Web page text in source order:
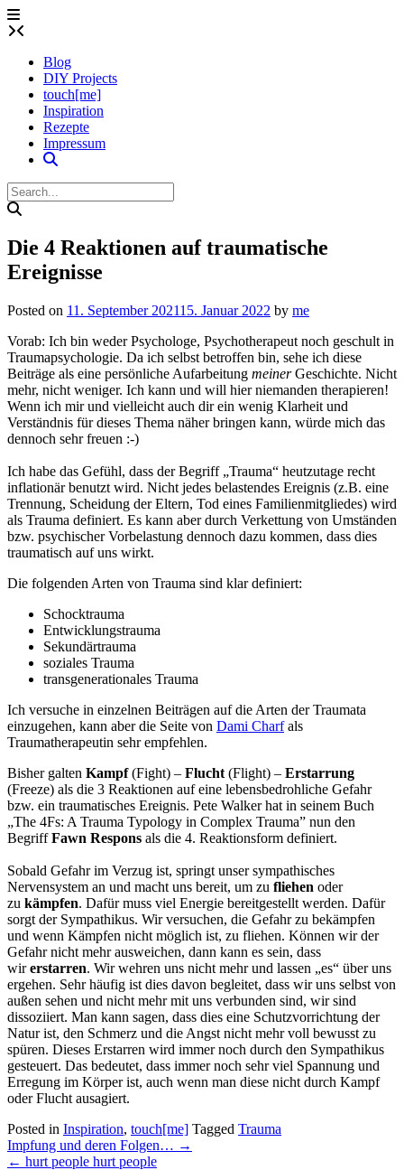
Skip
to
Blog
DIY Projects
touch[me]
Inspiration
Rezepte
Impressum
Die 4 Reaktionen auf traumatische
Ereignisse
Posted on 11. September 202115. Januar 2022 by me
Vorab: Ich bin weder Psychologe, Psychotherapeut noch geschult in
Traumapsychologie. Da ich selbst betroffen bin, sehe ich diese
Beiträge als eine persönliche Aufarbeitung meinerGeschichte. Nicht
mehr, nicht weniger. Ich kann und will hier niemanden therapieren!
Wenn ich mir und vielleicht auch dir ein wenig Klarheit und
Verständnis für dieses Thema näher bringen kann, würde mich das
dennoch sehr freuen :-)
Ich habe das Gefühl, dass der Begriff „Trauma“ heutzutage recht
inflationär benutzt wird. Nicht jedes belastendes Ereignis (z.B. eine
Trennung, Scheidung der Eltern, Tod eines Familienmitgliedes) wird
als Trauma definiert. Es kann aber durch Verkettung von Umständen
bzw. psychischer Vorbelastung dennoch dazu kommen, dass dies
traumatisch auf uns wirkt.
Die folgenden Arten von Trauma sind klar definiert:
Schocktrauma
Entwicklungstrauma
Sekundärtrauma
soziales Trauma
transgenerationales Trauma
Ich versuche in einzelnen Beiträgen auf die Arten der Traumata
einzugehen, kann aber die Seite von Dami Charfals
Traumatherapeutin sehr empfehlen.
Bisher galten Kampf(Fight) – Flucht (Flight) – Erstarrung
(Freeze) als die 3 Reaktionen auf eine lebensbedrohliche Gefahr
bzw. ein traumatisches Ereignis. Pete Walker hat in seinem Buch
„The 4Fs: A Trauma Typology in Complex Trauma” nun den
BegriffFawn Respons als die 4. Reaktionsform definiert.
Sobald Gefahr im Verzug ist, springt unser sympathisches
Nervensystem an und macht uns bereit, um zu fliehen oder
zu kämpfen. Dafür muss viel Energie bereitgestellt werden. Dafür
sorgt der Sympathikus. Wir versuchen, die Gefahr zu bekämpfen
und wenn Kämpfen nicht möglich ist, zu fliehen. Können wir der
Gefahr nicht mehr ausweichen, dann kann es sein, dass
wirerstarren. Wir wehren uns nicht mehr und lassen „es“ über uns
ergehen. Sehr häufig ist dies davon begleitet, dass wir uns selbst von
außen sehen und nicht mehr mit uns verbunden sind, wir sind
dissoziiert. Man kann sagen, dass dies eine Schutzvorrichtung der
Natur ist, den Schmerz und die Angst nicht mehr voll bewusst zu
spüren. Dieses Erstarren wird immer noch durch den Sympathikus
gesteuert. Das bedeutet, dass immer noch sehr viel Spannung und
Erregung im Körper ist, auch wenn man diese nicht durch Kampf
oder Flucht ausagiert.
Posted in Inspiration, touch[me] Tagged Trauma
Post
navigation
Impfung und deren Folgen… →
← hurt people hurt people